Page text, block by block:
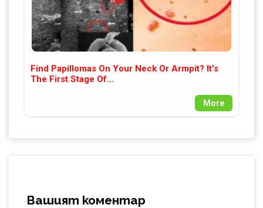
Find Papillomas On Your Neck Or Armpit? It's
The First Stage Of...
More
Вашият коментар